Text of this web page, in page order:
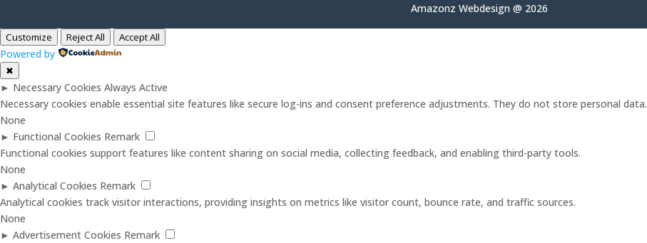
Amazonz Webdesign @ 2026
Customize Reject All Accept All
Powered by
✖
► Necessary Cookies Always Active
Necessary cookies enable essential site features like secure log-ins and consent preference adjustments. They do not store personal data.
None
► Functional Cookies Remark
Functional cookies support features like content sharing on social media, collecting feedback, and enabling third-party tools.
None
► Analytical Cookies Remark
Analytical cookies track visitor interactions, providing insights on metrics like visitor count, bounce rate, and traffic sources.
None
► Advertisement Cookies Remark